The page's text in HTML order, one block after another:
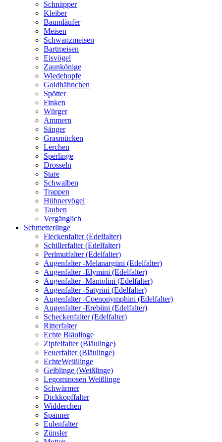
Schnäpper
Kleiber
Baumläufer
Meisen
Schwanzmeisen
Bartmeisen
Eisvögel
Zaunkönige
Wiedehopfe
Goldhähnchen
Spötter
Finken
Würger
Ammern
Sänger
Grasmücken
Lerchen
Sperlinge
Drosseln
Stare
Schwalben
Trappen
Hühnervögel
Tauben
Vergänglich
Schmetterlinge
Fleckenfalter (Edelfalter)
Schillerfalter (Edelfalter)
Perlmutfalter (Edelfalter)
Augenfalter -Melanargiini (Edelfalter)
Augenfalter -Elymini (Edelfalter)
Augenfalter -Maniolini (Edelfalter)
Augenfalter -Satyrini (Edelfalter)
Augenfalter -Coenonymphini (Edelfalter)
Augenfalter -Erebiini (Edelfalter)
Scheckenfalter (Edelfalter)
Ritterfalter
Echte Bläulinge
Zipfelfalter (Bläulinge)
Feuerfalter (Bläulinge)
EchteWeißlinge
Gelblinge (Weißlinge)
Legominosen Weißlinge
Schwärmer
Dickkopffalter
Widderchen
Spanner
Eulenfalter
Zünsler